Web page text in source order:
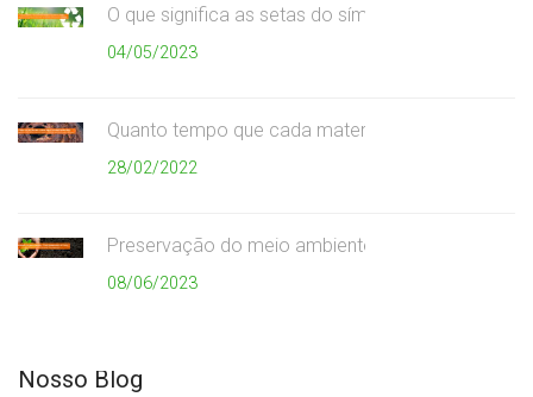
O que significa as setas do símbolo da reciclagem
04/05/2023
Quanto tempo que cada material demora para se
28/02/2022
Preservação do meio ambiente
08/06/2023
Nosso Blog